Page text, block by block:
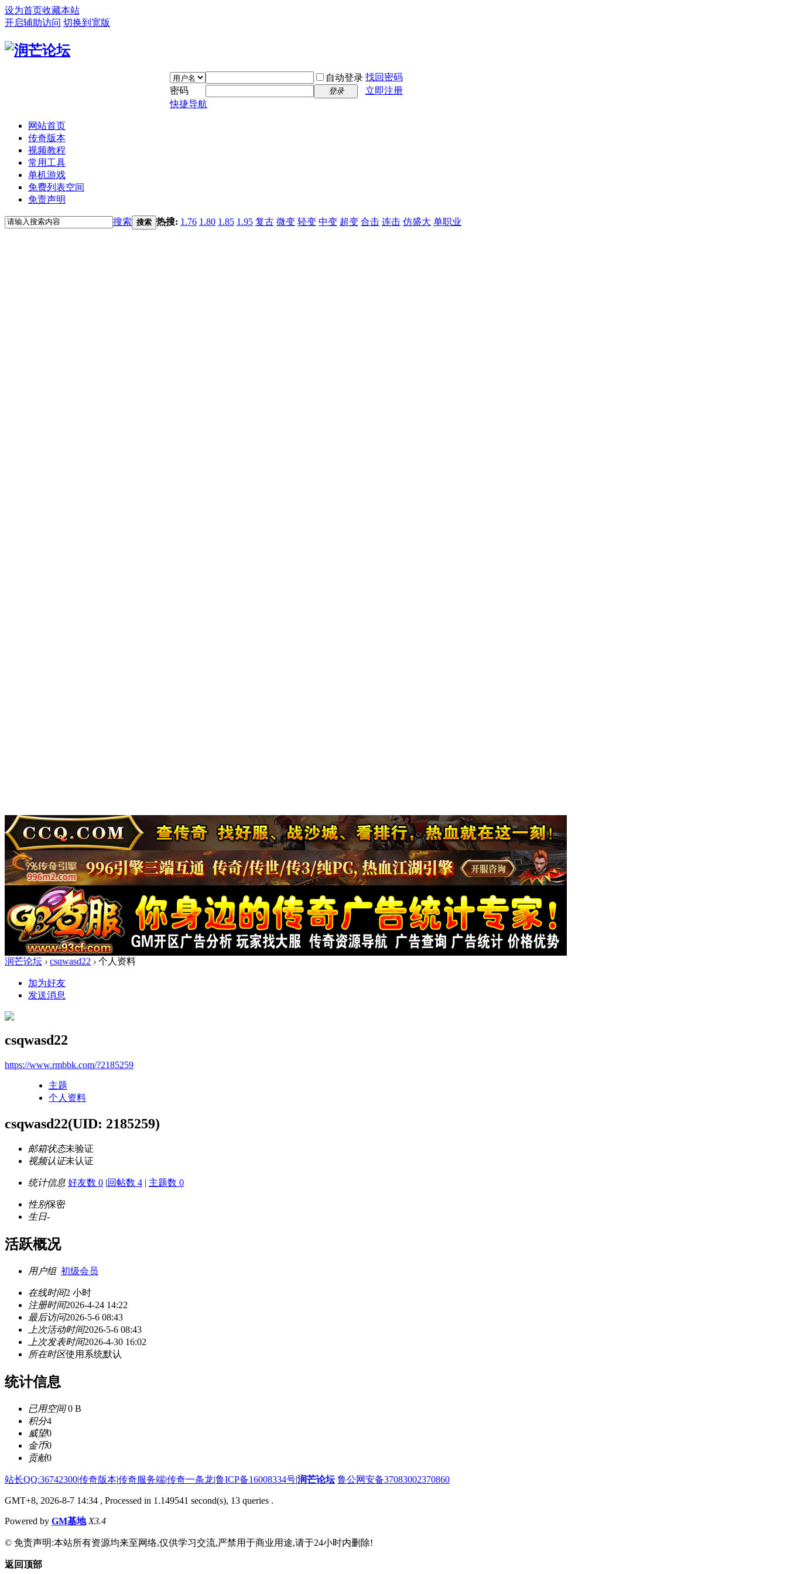
设为首页收藏本站
开启辅助访问 切换到宽版
自动登录 找回密码
密码
登录
立即注册
快捷导航
网站首页
传奇版本
视频教程
常用工具
单机游戏
免费列表空间
免责声明
搜索 搜索 热搜: 1.76 1.80 1.85 1.95 复古 微变 轻变 中变 超变 合击 连击 仿盛大 单职业
润芒论坛 › csqwasd22 › 个人资料
加为好友
发送消息
csqwasd22
https://www.rmbbk.com/?2185259
主题
个人资料
csqwasd22(UID: 2185259)
邮箱状态未验证
视频认证未认证
统计信息 好友数 0 |回帖数 4 | 主题数 0
性别保密
生日-
活跃概况
用户组 初级会员
在线时间2 小时
注册时间2026-4-24 14:22
最后访问2026-5-6 08:43
上次活动时间2026-5-6 08:43
上次发表时间2026-4-30 16:02
所在时区使用系统默认
统计信息
已用空间0 B
积分4
威望0
金币0
贡献0
站长QQ:36742300|传奇版本|传奇服务端|传奇一条龙|鲁ICP备16008334号|润芒论坛 鲁公网安备37083002370860
GMT+8, 2026-8-7 14:34 , Processed in 1.149541 second(s), 13 queries .
Powered by GM基地 X3.4
© 免责声明:本站所有资源均来至网络,仅供学习交流,严禁用于商业用途,请于24小时内删除!
返回顶部